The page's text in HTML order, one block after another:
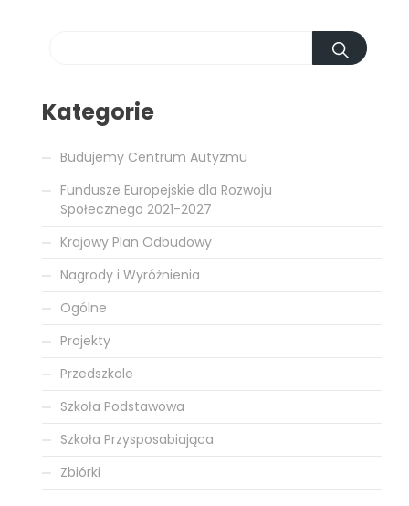
Kategorie
Budujemy Centrum Autyzmu
Fundusze Europejskie dla Rozwoju
Społecznego 2021-2027
Krajowy Plan Odbudowy
Nagrody i Wyróżnienia
Ogólne
Projekty
Przedszkole
Szkoła Podstawowa
Szkoła Przysposabiająca
Zbiórki